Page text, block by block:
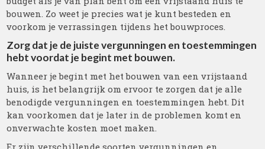
bouwen. Zo weet je precies wat je kunt besteden en
voorkom je verrassingen tijdens het bouwproces.
Zorg dat je de juiste vergunningen en toestemmingen
hebt voordat je begint met bouwen.
Wanneer je begint met het bouwen van een vrijstaand
huis, is het belangrijk om ervoor te zorgen dat je alle
benodigde vergunningen en toestemmingen hebt. Dit
kan voorkomen dat je later in de problemen komt en
onverwachte kosten moet maken.
Er zijn verschillende soorten vergunningen en